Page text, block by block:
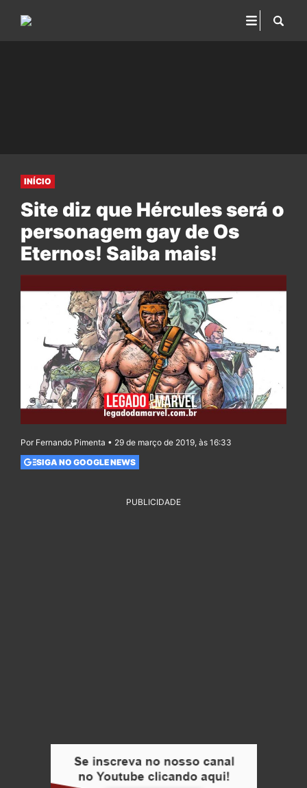
INÍCIO
Site diz que Hércules será o
personagem gay de Os
Eternos! Saiba mais!
Por Fernando Pimenta • 29 de março de 2019, às 16:33
SIGA NO GOOGLE NEWS
PUBLICIDADE